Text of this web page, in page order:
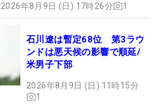
2026年8月9日 (日) 17時26分 1
石川遼は暫定68位 第3ラウ
ンドは悪天候の影響で順延/
米男子下部
2026年8月9日 (日) 11時15分
1